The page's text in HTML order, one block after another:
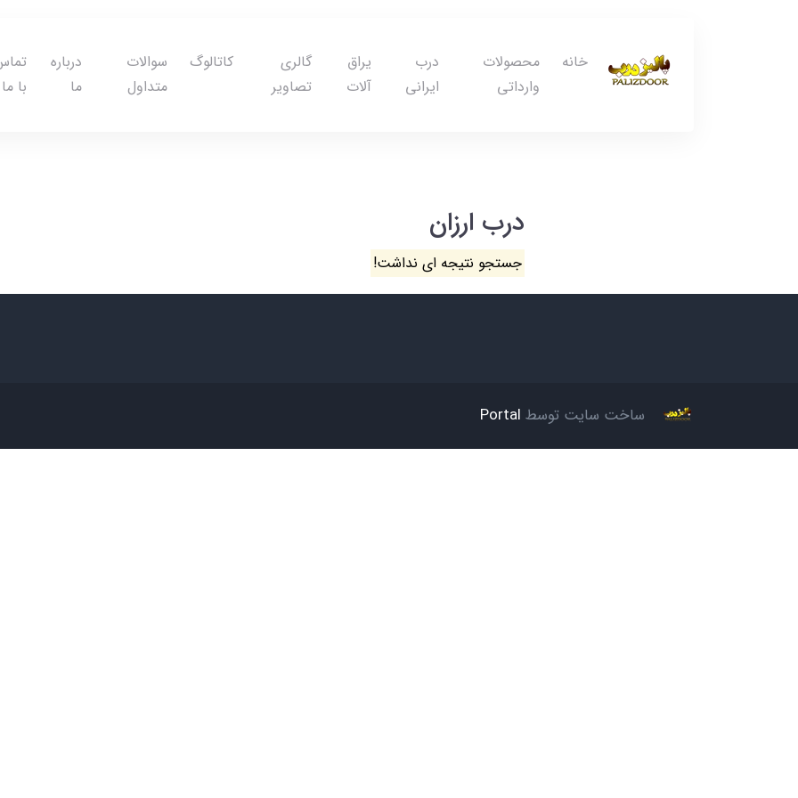
خانه
محصولات
وارداتی
درب
ایرانی
یراق
آلات
گالری
تصاویر
کاتالوگ
سوالات
متداول
درباره
ما
با ما
درب ارزان
جستجو نتیجه ای نداشت!
ساخت سایت توسط Portal